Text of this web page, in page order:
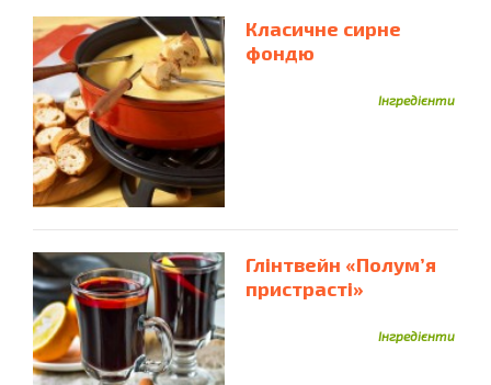
Класичне сирне
фондю
Інгредієнти
Глінтвейн «Полум’я
пристрасті»
Інгредієнти